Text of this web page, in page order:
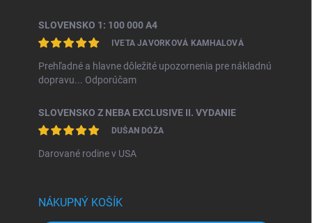
SLOVENSKO 1: 100 000 A4
IVETA JAVORKOVÁ KAMHALOVÁ
Prehľadné a hlavne dôležité upozornenia pre nákladnú
dopravu... Odporúčam
SLOVENSKO Z NEBA EXCLUSIVE II. VYDANIE
DUŠAN DÓŽA
Darované rodine v USA
NÁKUPNÝ KOŠÍK